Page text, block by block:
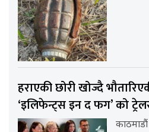
हराएकी छोरी खोज्दै
‘इलिफेन्ट्स इन द फग’ को